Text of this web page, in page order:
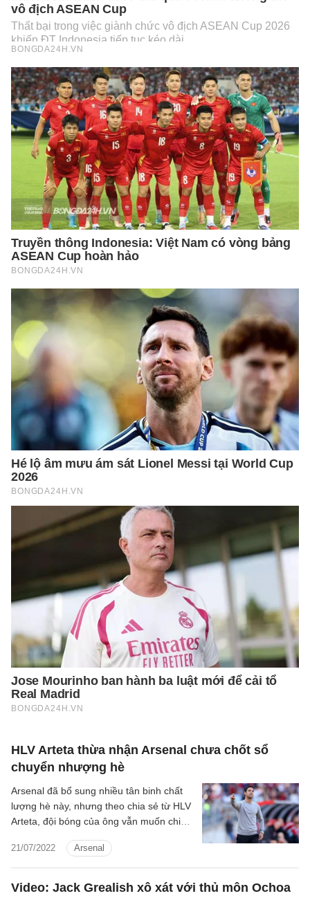
HLV Arteta thừa nhận Arsenal chưa chốt sổ
chuyển nhượng hè
21/07/2022 Arsenal
Arsenal đã bổ sung nhiều tân binh chất
lượng hè này, nhưng theo chia sẻ từ HLV
Arteta, đội bóng của ông vẫn muốn chiêu
Video: Jack Grealish xô xát với thủ môn Ochoa